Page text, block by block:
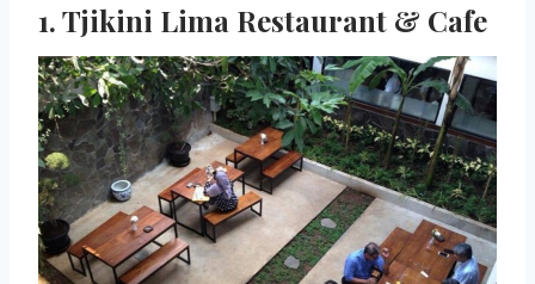
1. Tjikini Lima Restaurant & Cafe